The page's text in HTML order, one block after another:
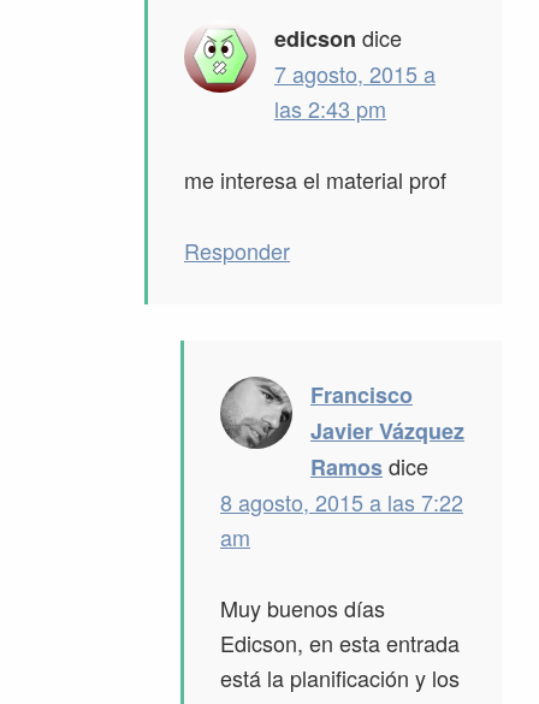
edicson dice
7 agosto, 2015 a
las 2:43 pm
me interesa el material prof
Responder
Francisco
Javier Vázquez
Ramosdice
8 agosto, 2015 a las 7:22
am
Muy buenos días
Edicson, en esta entrada
está la planificación y los